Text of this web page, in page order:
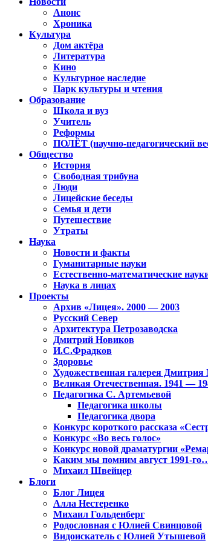
Анонс
Хроника
Культура
Дом актёра
Литература
Кино
Культурное наследие
Парк культуры и чтения
Образование
Школа и вуз
Учитель
Реформы
ПОЛЁТ (научно-педагогический
Общество
История
Свободная трибуна
Люди
Лицейские беседы
Семья и дети
Путешествие
Утраты
Наука
Новости и факты
Гуманитарные науки
Естественно-математические
Наука в лицах
Проекты
Архив «Лицея». 2000 — 2003
Русский Север
Архитектура Петрозаводска
Дмитрий Новиков
И.С.Фрадков
Здоровье
Художественная галерея Дмитрия
Великая Отечественная. 1941 —
Педагогика С. Артемьевой
Педагогика школы
Педагогика двора
Конкурс короткого рассказа
Конкурс «Во весь голос»
Конкурс новой драматургии
Каким мы помним август 1991-
Михаил Швейцер
Блоги
Блог Лицея
Алла Нестеренко
Михаил Гольденберг
Родословная с Юлией Свинцовой
Видоискатель с Юлией Утышевой